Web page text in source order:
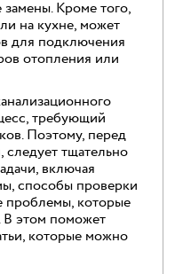
замены. Кроме того,
на кухне, может
для подключения
отопления или
требующий
Поэтому, перед
следует тщательно
включая
способы проверки
проблемы, которые
В этом поможет
которые можно